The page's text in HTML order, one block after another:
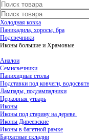
Холодная ковка
Паникадила, хоросы, бра
Подсвечники
Иконы большие и Храмовые
Аналои
Семисвечники
Панихидные столы
Подставки под ковчеги,
Лампады, подлампадники
Церковная утварь
Иконы
Иконы под старину на дереве.
Иконы Дивеевские
Иконы в багетной рамке
Бархатные складни